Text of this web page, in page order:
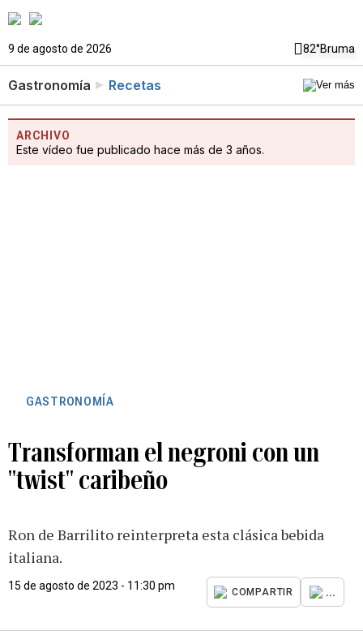
9 de agosto de 2026 82°Bruma
Gastronomía Recetas
ARCHIVO
Este vídeo fue publicado hace más de 3 años.
GASTRONOMÍA
Transforman el negroni con un
"twist" caribeño
Ron de Barrilito reinterpreta esta clásica bebida
italiana.
15 de agosto de 2023 - 11:30 pm
COMPARTIR ...